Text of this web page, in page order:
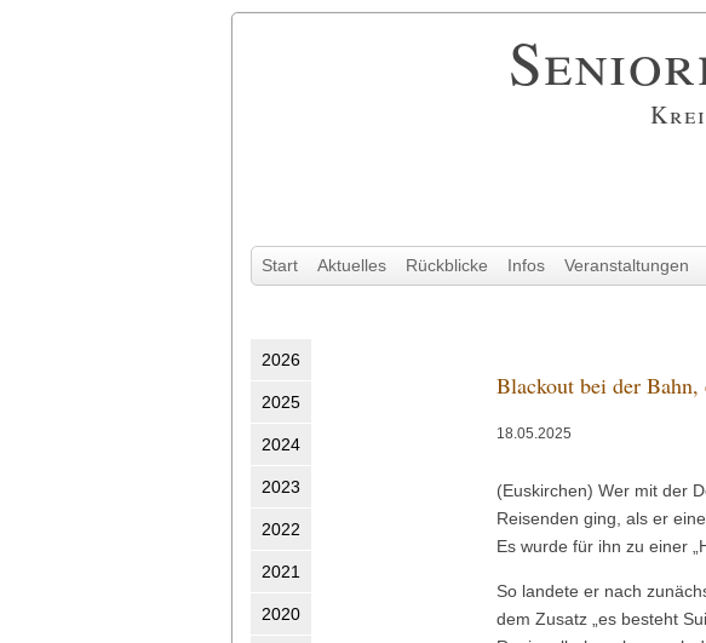
Navigation
Start Aktuelles Rückblicke Infos Veranstaltungen
Blackout bei der Bahn,
18.05.2025
(Euskirchen) Wer mit der
Reisenden ging, als er
Es wurde für ihn zu einer
So landete er nach
dem Zusatz „es besteht
2026
2025
2024
2023
2022
2021
2020